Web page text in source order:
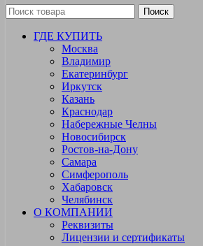
Поиск
ГДЕ КУПИТЬ
Москва
Владимир
Екатеринбург
Иркутск
Казань
Краснодар
Набережные Челны
Новосибирск
Ростов-на-Дону
Самара
Симферополь
Хабаровск
Челябинск
О КОМПАНИИ
Реквизиты
Лицензии и сертификаты